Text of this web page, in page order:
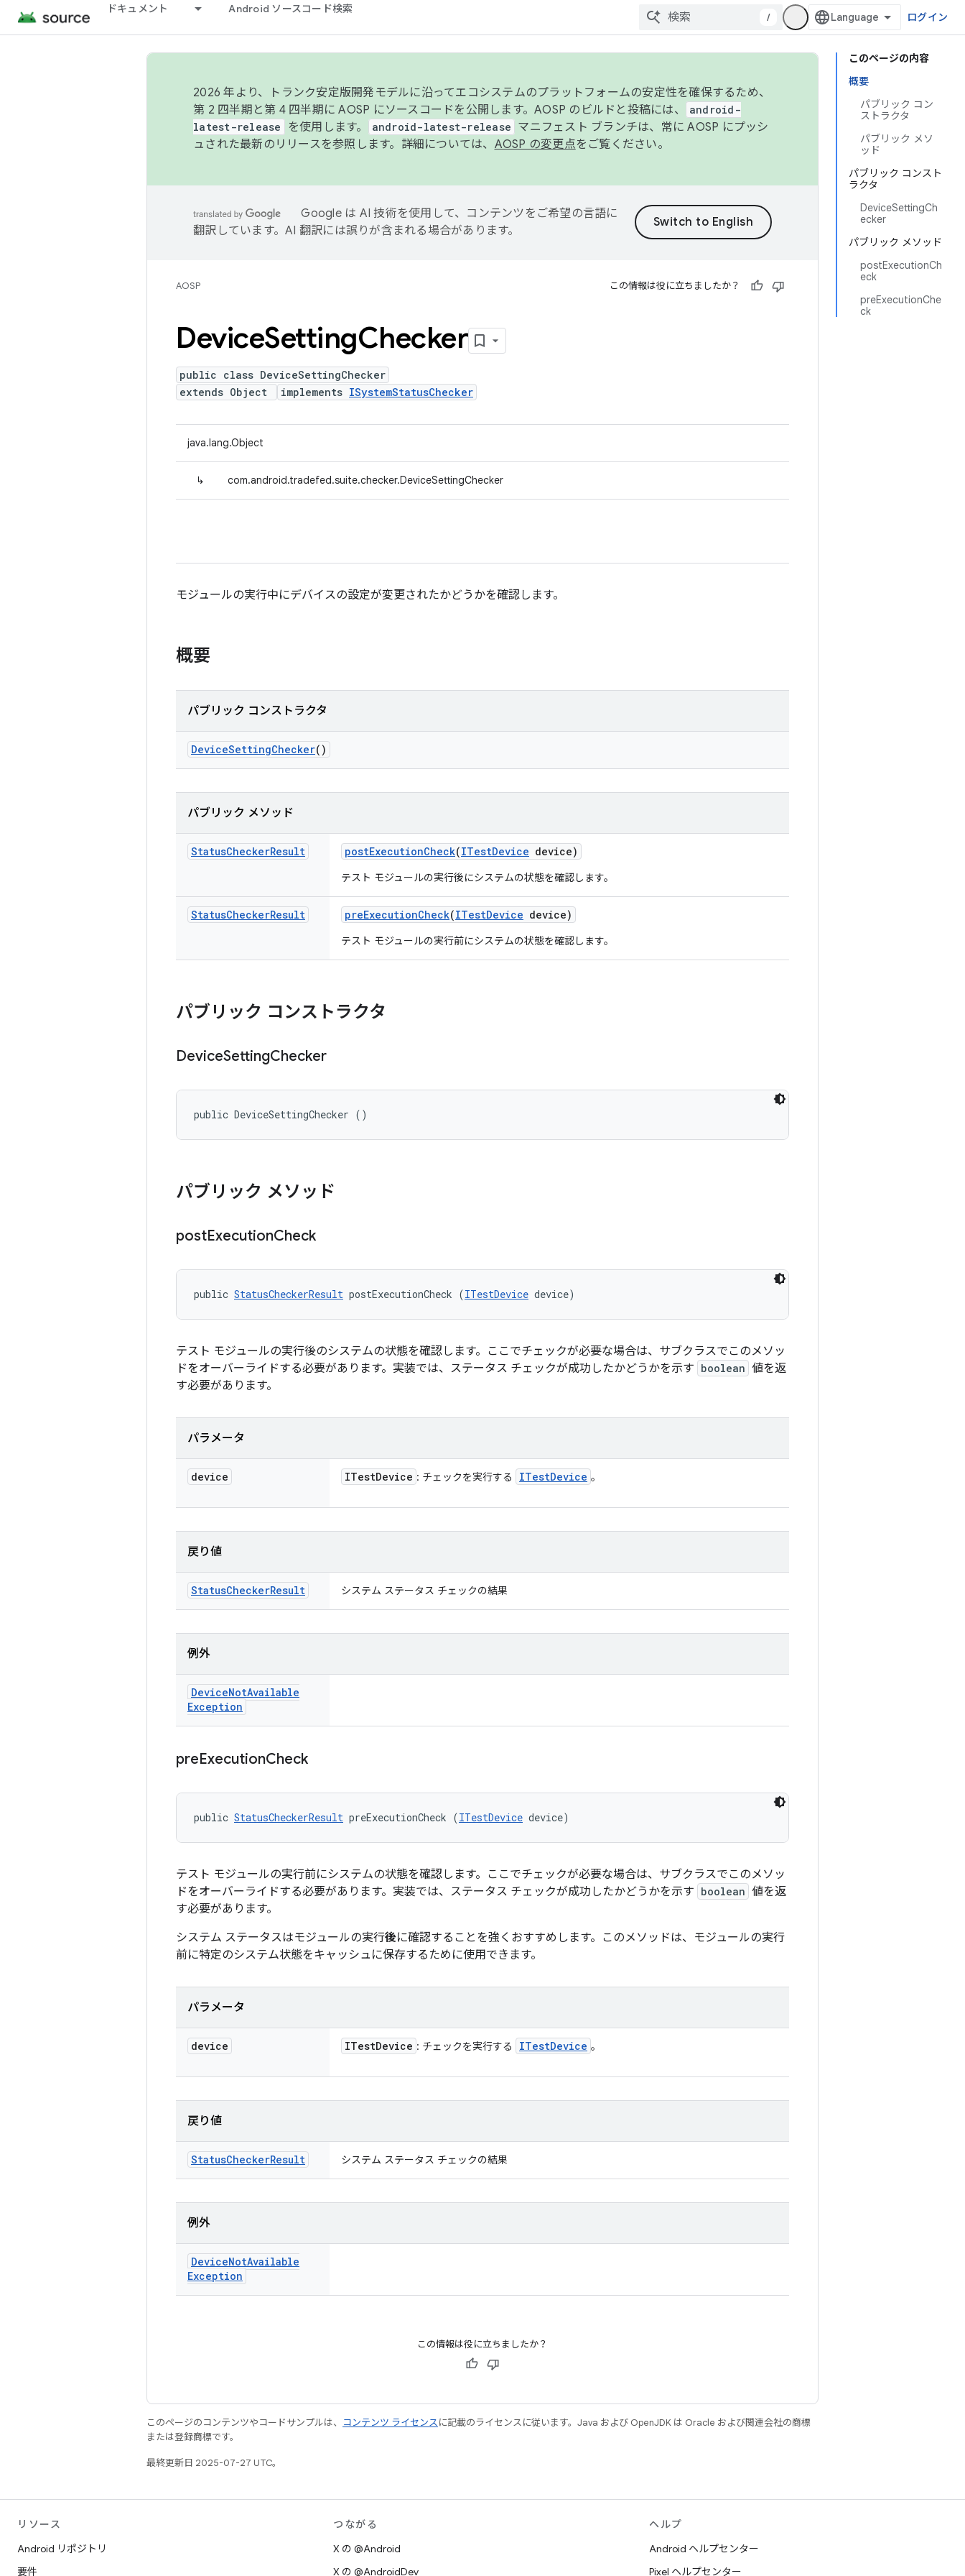
ドキュメント Android ソースコード検索
/ ログイン
このページの内容
概要
パブリック コン
ストラクタ
パブリック メソ
ッド
パブリック コンスト
ラクタ
DeviceSettingCh
ecker
パブリック メソッド
postExecutionCh
eck
preExecutionChe
ck
2026 年より、トランク安定版開発モデルに沿ってエコシステムのプラットフォームの安定性を確保するため、
第 2 四半期と第 4 四半期に AOSP にソースコードを公開します。AOSP のビルドと投稿には、
android-
latest-release
を使用します。 android-latest-release マニフェスト ブランチは、常に AOSP にプッシ
ュされた最新のリリースを参照します。詳細については、 AOSP の変更点をご覧ください。
Google は AI 技術を使用して、コンテンツをご希望の言語に
翻訳しています。AI 翻訳には誤りが含まれる場合があります。
AOSP この情報は役に立ちましたか？
DeviceSettingChecker
public class DeviceSettingChecker
extends Object
implements ISystemStatusChecker
java.lang.Object
↳ com.android.tradefed.suite.checker.DeviceSettingChecker
モジュールの実行中にデバイスの設定が変更されたかどうかを確認します。
概要
パブリック コンストラクタ
DeviceSettingChecker()
パブリック メソッド
StatusCheckerResult postExecutionCheck(ITestDevice device)
テスト モジュールの実行後にシステムの状態を確認します。
StatusCheckerResult preExecutionCheck(ITestDevice device)
テスト モジュールの実行前にシステムの状態を確認します。
パブリック コンストラクタ
DeviceSettingChecker
public DeviceSettingChecker ()
パブリック メソッド
postExecutionCheck
public StatusCheckerResult postExecutionCheck (ITestDevice device)
テスト モジュールの実行後のシステムの状態を確認します。ここでチェックが必要な場合は、サブクラスでこのメソッ
ドをオーバーライドする必要があります。実装では、ステータス チェックが成功したかどうかを示す boolean 値を返
す必要があります。
パラメータ
device ITestDevice : チェックを実行する ITestDevice 。
戻り値
StatusCheckerResult システム ステータス チェックの結果
例外
DeviceNotAvailable
Exception
preExecutionCheck
public StatusCheckerResult preExecutionCheck (ITestDevice device)
テスト モジュールの実行前にシステムの状態を確認します。ここでチェックが必要な場合は、サブクラスでこのメソッ
ドをオーバーライドする必要があります。実装では、ステータス チェックが成功したかどうかを示す boolean 値を返
す必要があります。
システム ステータスはモジュールの実行後に確認することを強くおすすめします。このメソッドは、モジュールの実行
前に特定のシステム状態をキャッシュに保存するために使用できます。
パラメータ
device ITestDevice : チェックを実行する ITestDevice 。
戻り値
StatusCheckerResult システム ステータス チェックの結果
例外
DeviceNotAvailable
Exception
この情報は役に立ちましたか？
このページのコンテンツやコードサンプルは、 コンテンツ ライセンスに記載のライセンスに従います。Java および OpenJDK は Oracle および関連会社の商標
または登録商標です。
最終更新日 2025-07-27 UTC。
リソース
Android リポジトリ
要件
つながる
X の @Android
X の @AndroidDev
ヘルプ
Android ヘルプセンター
Pixel ヘルプセンター